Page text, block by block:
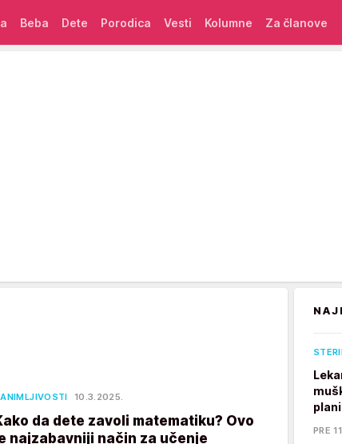
Beba Dete Porodica Vesti Kolumne Za članove
10.3.2025.
da dete zavoli matematiku? Ovo
najzabavniji način za učenje
PRE